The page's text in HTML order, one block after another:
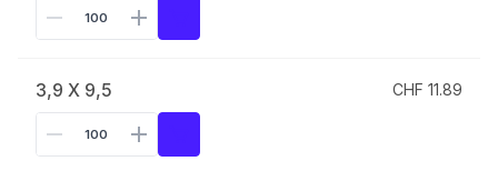
3,9 X 9,5 CHF 11.89